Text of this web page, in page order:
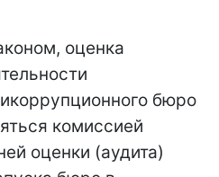
оценка
бюро
комиссией
оценки (аудита)